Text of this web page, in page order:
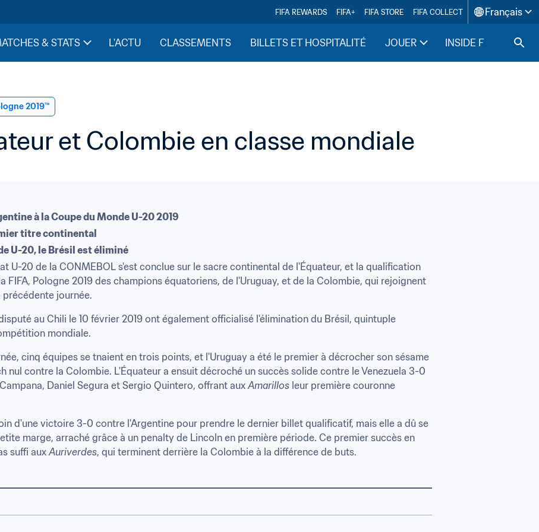
FIFA REWARDS FIFA+ FIFA STORE FIFA COLLECT Français
& STATS L'ACTU CLASSEMENTS BILLETS ET HOSPITALITÉ JOUER INSIDE FIFA
2019™
et Colombie en classe mondiale
à la Coupe du Monde U-20 2019
titre continental
U-20, le Brésil est éliminé
U-20 de la CONMEBOL s'est conclue sur le sacre continental de l'Équateur, et la qualification
FIFA, Pologne 2019 des champions équatoriens, de l'Uruguay, et de la Colombie, qui rejoignent
précédente journée.
au Chili le 10 février 2019 ont également officialisé l'élimination du Brésil, quintuple
mondiale.
cinq équipes se tnaient en trois points, et l'Uruguay a été le premier à décrocher son sésame
nul contre la Colombie. L'Équateur a ensuit décroché un succès solide contre le Venezuela 3-0
Daniel Segura et Sergio Quintero, offrant aux Amarillos leur première couronne
d'une victoire 3-0 contre l'Argentine pour prendre le dernier billet qualificatif, mais elle a dû se
marge, arraché grâce à un penalty de Lincoln en première période. Ce premier succès en
suffi aux Auriverdes, qui terminent derrière la Colombie à la différence de buts.